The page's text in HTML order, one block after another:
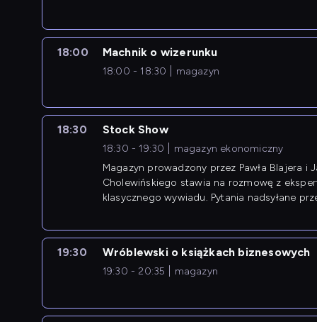
18:00 Machnik o wizerunku
18:00 - 18:30 magazyn
18:30 Stock Show
18:30 - 19:30
magazyn ekonomiczny
Magazyn prowadzony przez Pawła Blajera i
Cholewińskiego stawia na rozmowę z
klasycznego wywiadu. Pytania nadsyłane
19:30 Wróblewski o książkach biznesowych
19:30 - 20:35 magazyn